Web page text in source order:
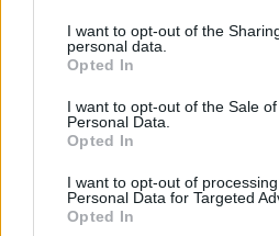
I want to opt-out of the
personal data.
Opted In
I want to opt-out of the Sale
Personal Data.
Opted In
I want to opt-out of
Personal Data for Targeted
Opted In
Τόλης